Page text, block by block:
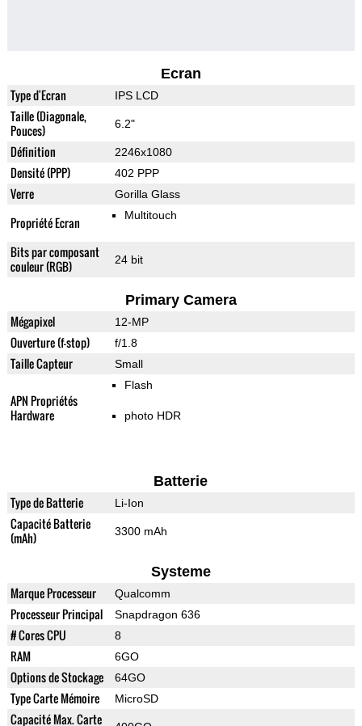
Ecran
Type d'Ecran IPS LCD
Taille (Diagonale,
Pouces)
6.2"
Définition 2246x1080
Densité (PPP) 402 PPP
Verre Gorilla Glass
Propriété Ecran Multitouch
Bits par composant
couleur (RGB)
24 bit
Primary Camera
Mégapixel 12-MP
Ouverture (f-stop) f/1.8
Taille Capteur Small
APN Propriétés
Hardware
Flash
photo HDR
Batterie
Type de Batterie Li-Ion
Capacité Batterie
(mAh)
3300 mAh
Systeme
Marque Processeur Qualcomm
Processeur Principal Snapdragon 636
# Cores CPU 8
RAM 6GO
Options de Stockage 64GO
Type Carte Mémoire MicroSD
Capacité Max. Carte